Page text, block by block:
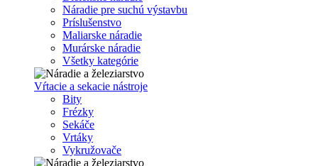
Náradie pre suchú výstavbu
Príslušenstvo
Maliarske náradie
Murárske náradie
Všetky kategórie
Vŕtacie a sekacie nástroje
Bity
Frézky
Sekáče
Vrtáky
Vykružovače